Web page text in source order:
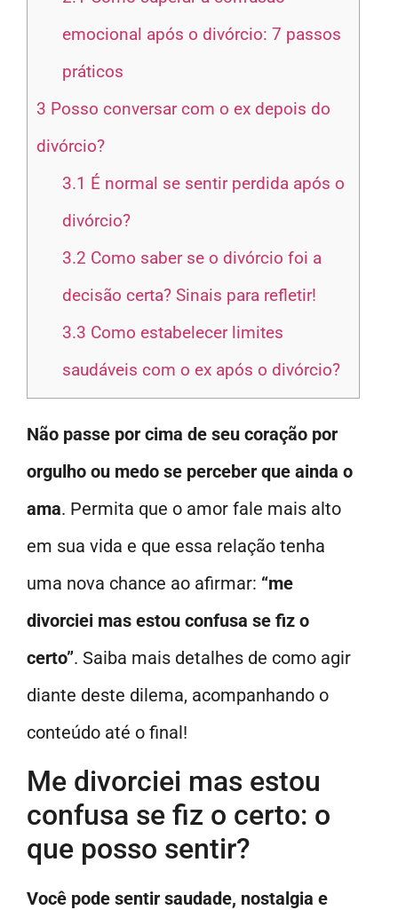
emocional após o divórcio: 7 passos
práticos
3 Posso conversar com o ex depois do
divórcio?
3.1 É normal se sentir perdida após o
divórcio?
3.2 Como saber se o divórcio foi a
decisão certa? Sinais para refletir!
3.3 Como estabelecer limites
saudáveis com o ex após o divórcio?
Não passe por cima de seu coração por
orgulho ou medo se perceber que ainda o
ama. Permita que o amor fale mais alto
em sua vida e que essa relação tenha
uma nova chance ao afirmar: “me
divorciei mas estou confusa se fiz o
certo”. Saiba mais detalhes de como agir
diante deste dilema, acompanhando o
conteúdo até o final!
Me divorciei mas estou
confusa se fiz o certo: o
que posso sentir?
Você pode sentir saudade, nostalgia e